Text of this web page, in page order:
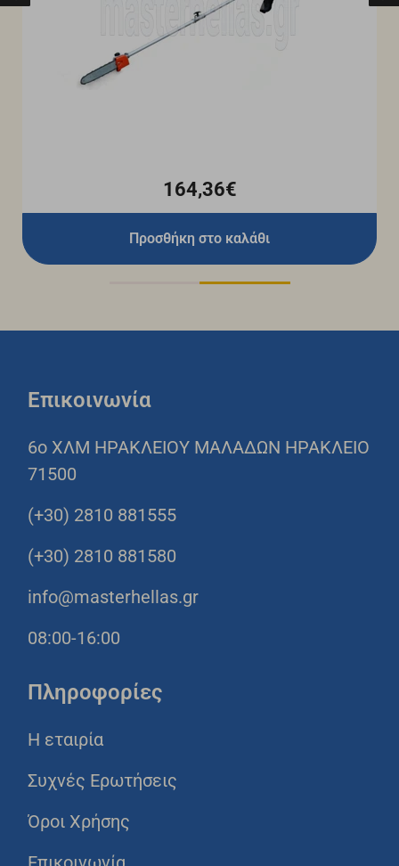
164,36€
Προσθήκη στο καλάθι
Επικοινωνία
6o ΧΛΜ ΗΡΑΚΛΕΙΟΥ ΜΑΛΑΔΩΝ ΗΡΑΚΛΕΙΟ
71500
(+30) 2810 881555
(+30) 2810 881580
info@masterhellas.gr
08:00-16:00
Πληροφορίες
Η εταιρία
Συχνές Ερωτήσεις
Όροι Χρήσης